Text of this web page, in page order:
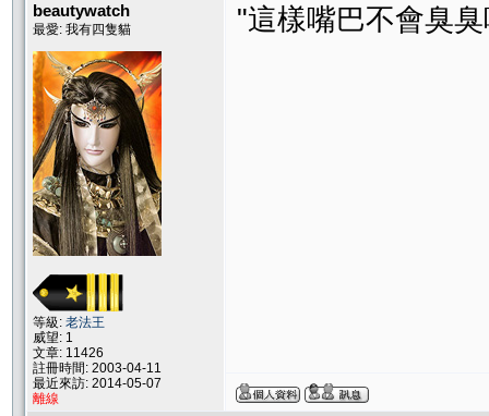
beautywatch
最愛: 我有四隻貓
等級: 老法王
威望: 1
文章: 11426
註冊時間: 2003-04-11
最近來訪: 2014-05-07
離線
"這樣嘴巴不會臭